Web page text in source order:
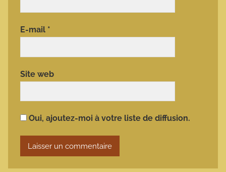
E-mail *
Site web
Oui, ajoutez-moi à votre liste de diffusion.